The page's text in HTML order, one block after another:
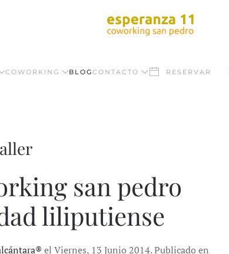
COWORKING BLOGCONTACTO RESERVAR
san pedro
liliputiense
el Viernes, 13 Junio 2014. Publicado en